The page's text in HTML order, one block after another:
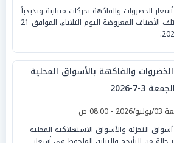
الخضروات والفاكهة تحركات متباينة وتذبذباً
في مختلف الأصناف المعروضة اليوم الثلاثاء، الموافق 21
والفاكهة بالأسواق المحلية
3-7-2026
- 08:00 ص
التجزئة والأسواق الاستهلاكية المحلية